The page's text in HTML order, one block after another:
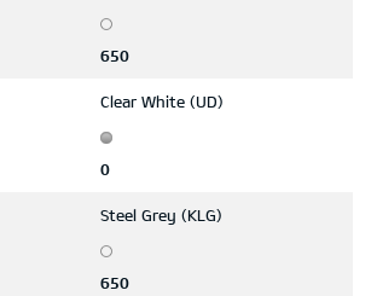
650
Clear White (UD)
0
Steel Grey (KLG)
650